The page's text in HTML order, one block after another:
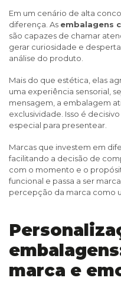
Em um cenário de alta
diferença. As embalagens
são capazes de chamar
gerar curiosidade e
análise do produto.
Mais do que estética, elas
uma experiência sensorial,
mensagem, a embalagem
exclusividade. Isso é
especial para presentear.
Marcas que investem em
facilitando a decisão de
com o momento e o
funcional e passa a ser
percepção da marca como
marca e